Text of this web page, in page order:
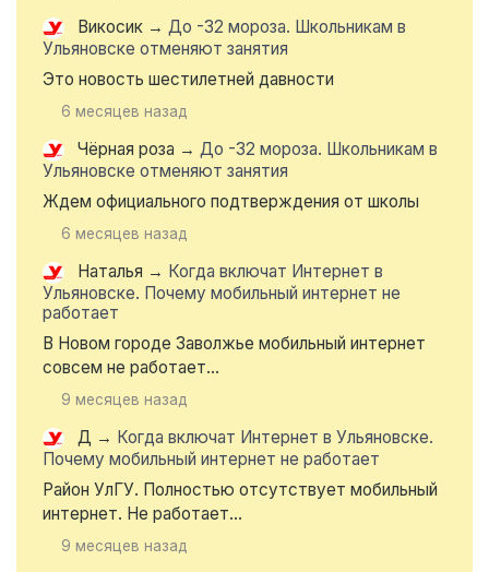
Викосик → До -32 мороза. Школьникам в
Ульяновске отменяют занятия
Это новость шестилетней давности
6 месяцев назад
Чёрная роза → До -32 мороза. Школьникам в
Ульяновске отменяют занятия
Ждем официального подтверждения от школы
6 месяцев назад
Наталья → Когда включат Интернет в
Ульяновске. Почему мобильный интернет не
работает
В Новом городе Заволжье мобильный интернет
совсем не работает...
9 месяцев назад
Д → Когда включат Интернет в Ульяновске.
Почему мобильный интернет не работает
Район УлГУ. Полностью отсутствует мобильный
интернет. Не работает...
9 месяцев назад